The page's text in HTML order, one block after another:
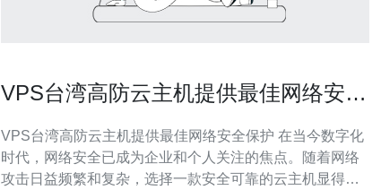
VPS台湾高防云主机提供最佳网络安全
VPS台湾高防云主机提供最佳网络安全保护 在当今数字化
时代，网络安全已成为企业和个人关注的焦点。随着网络
攻击日益频繁和复杂，选择一款安全可靠的云主机显得尤